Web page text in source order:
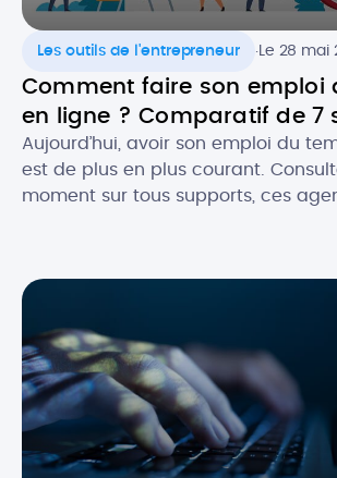
Les outils de l'entrepreneur .Le 28 mai
Comment faire son emploi
en ligne ? Comparatif de 7
Aujourd’hui, avoir son emploi du
est de plus en plus courant.
moment sur tous supports, ces
importants, notamment dans un
professionnel. Alors, quels sont les
l’agenda numérique ? Quels
faire […]